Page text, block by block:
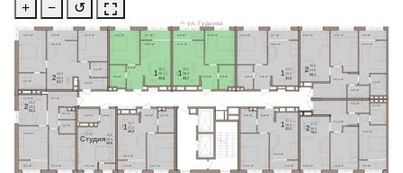
+ − ↺
12,7 м²
4,7 м²
15,3 м²
4,8 м²
3,4 м²
1
12,7
37,5
40,9
3,8 м² 3,8 м²
13,6 м²
7,1 м²
Cтудия
13,6
28,3
29,8
2,1 м²
3,5 м²
12,6 м²
12,6 м²
11,0 м² 8,7 м²
2,8 м²
2
25,2
49,8
53,3
3,8 м²
14,7 м²
5,7 м²
3,3 м²
11,6 м²
18,0 м²
6,6 м²
2
26,3
59,9
63,7
13,0 м²
4,6 м²
5,0 м²
3,7 м²
16,5 м²
1
13,0
39,1
42,8
13,0 м²
4,8 м²
5,0 м²
3,8 м²
17,1 м²
1
13,0
39,9
43,7
13,0 м²
4,8 м² 5,0 м²
3,7 м²
16,5 м²
1
13,0
39,3
43,0
3,3 м²
19,1 м²
12,9 м²
3,6 м²
4,4 м²
13,7 м²
11,1 м²
2
26,6
64,8
68,1
19,9 м²
13,6 м²
3,6 м²
4,4 м²
14,3 м²
11,0 м²
3,3 м²
2
27,9
66,8
70,1
3,4 м²
13,1 м²
4,8 м² 4,9 м²
16,0 м²
1
13,1
38,8
42,2
ул. Гудкова